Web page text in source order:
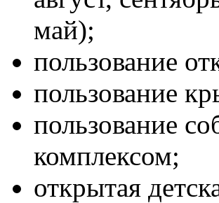
май);
пользование
пользование
пользование
комплексом;
открытая